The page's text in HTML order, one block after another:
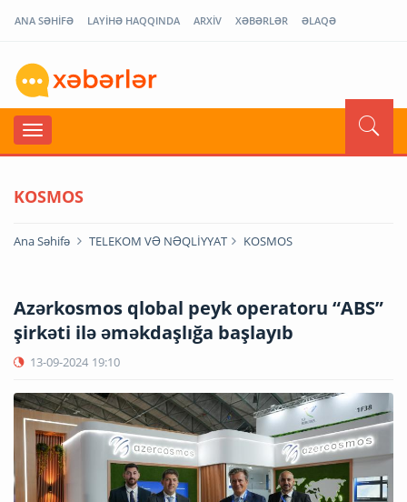
ANA SƏHİFƏ LAYİHƏ HAQQINDA ARXİV XƏBƏRLƏR ƏLAQƏ
KOSMOS
Ana Səhifə TELEKOM VƏ NƏQLİYYAT KOSMOS
Azərkosmos qlobal peyk operatoru “ABS”
şirkəti ilə əməkdaşlığa başlayıb
13-09-2024 19:10